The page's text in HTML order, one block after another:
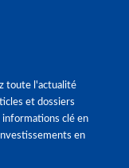
toute l'actualité
et dossiers
informations clé en
en